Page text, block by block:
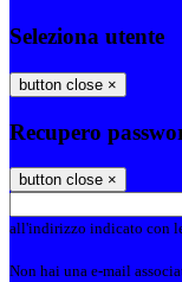
Seleziona utente
button close ×
Recupero
button close ×
all'indirizzo indicato con
Non hai una e-mail